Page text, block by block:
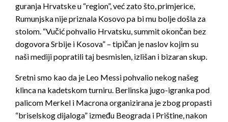
guranja Hrvatske u “region”, već zato što, primjerice,
Rumunjska nije priznala Kosovo pa bi mu bolje došla za
stolom. “Vučić pohvalio Hrvatsku, summit okončan bez
dogovora Srbije i Kosova” – tipičan je naslov kojim su
naši mediji popratili taj besmislen, izlišan i bizaran skup.
Sretni smo kao da je Leo Messi pohvalio nekog našeg
klinca na kadetskom turniru. Berlinska jugo-igranka pod
palicom Merkel i Macrona organizirana je zbog propasti
“briselskog dijaloga” između Beograda i Prištine, nakon